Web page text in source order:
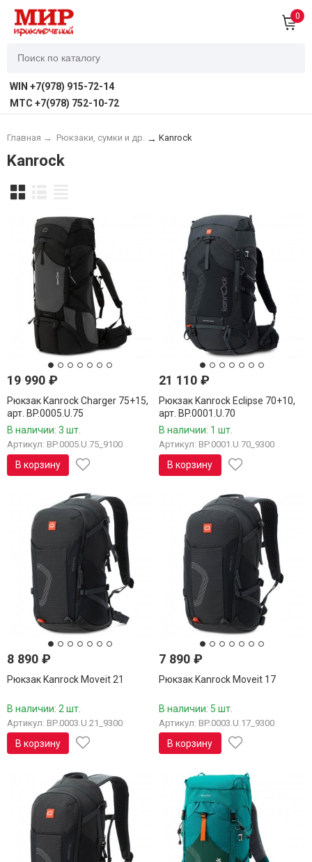
0
WIN +7(978) 915-72-14
MTC +7(978) 752-10-72
Главная → Рюкзаки, сумки и др. → Kanrock
Kanrock
19 990 ₽
Рюкзак Kanrock Charger 75+15,
арт. BP.0005.U.75
В наличии: 3 шт.
Артикул: BP.0005.U.75_9100
В корзину
21 110₽
Рюкзак Kanrock Eclipse 70+10,
арт. BP.0001.U.70
В наличии: 1 шт.
Артикул: BP.0001.U.70_9300
В корзину
8 890 ₽
Рюкзак Kanrock Moveit 21
В наличии: 2 шт.
Артикул: BP.0003.U.21_9300
В корзину
7 890₽
Рюкзак Kanrock Moveit 17
В наличии: 5 шт.
Артикул: BP.0003.U.17_9300
В корзину